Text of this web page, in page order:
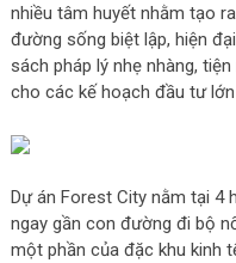
nhiều tâm huyết nhằm tạo
đường sống biệt lập, hiện
sách pháp lý nhẹ nhàng,
cho các kế hoạch đầu tư
Dự án Forest City nằm tại 4
ngay gần con đường đi bộ
một phần của đặc khu kinh